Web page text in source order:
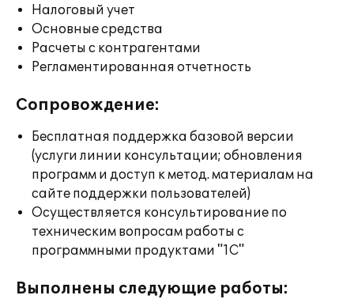
Налоговый учет
Основные средства
Расчеты с контрагентами
Регламентированная отчетность
Сопровождение:
Бесплатная поддержка базовой версии
(услуги линии консультации; обновления
программ и доступ к метод. материалам на
сайте поддержки пользователей)
Осуществляется консультирование по
техническим вопросам работы с
программными продуктами "1С"
Выполнены следующие работы: